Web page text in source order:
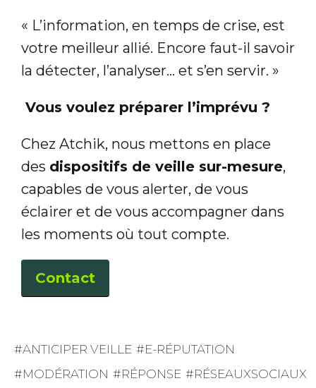
« L’information, en temps de crise, est
votre meilleur allié. Encore faut-il savoir
la détecter, l’analyser… et s’en servir. »
Vous voulez préparer l’imprévu ?
Chez Atchik, nous mettons en place
des dispositifs de veille sur-mesure,
capables de vous alerter, de vous
éclairer et de vous accompagner dans
les moments où tout compte.
Contact
ANTICIPER VEILLE
E-RÉPUTATION
MODÉRATION
RÉPONSE
RÉSEAUXSOCIAUX